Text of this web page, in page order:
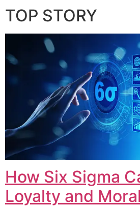
TOP STORY
How Six Sigma
Loyalty and